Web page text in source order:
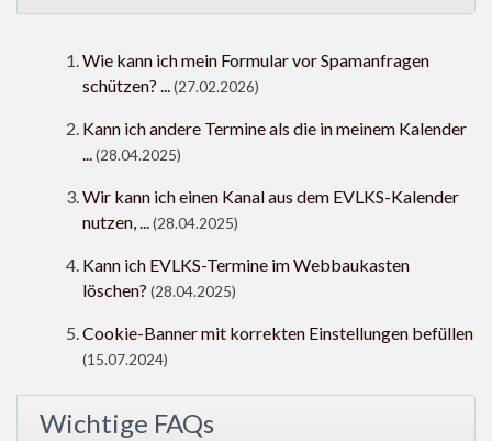
Wie kann ich mein Formular vor Spamanfragen
schützen? ...(27.02.2026)
Kann ich andere Termine als die in meinem Kalender
...(28.04.2025)
Wir kann ich einen Kanal aus dem EVLKS-Kalender
nutzen, ...(28.04.2025)
Kann ich EVLKS-Termine im Webbaukasten
löschen? (28.04.2025)
Cookie-Banner mit korrekten Einstellungen befüllen
(15.07.2024)
Wichtige FAQs